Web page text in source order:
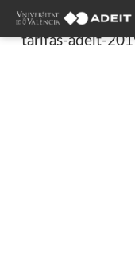
tarifas-adeit-